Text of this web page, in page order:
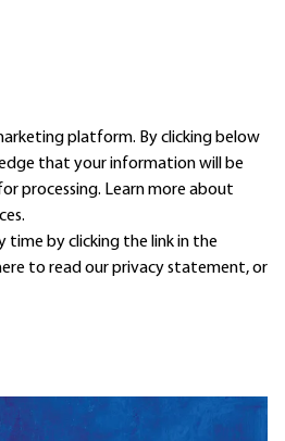
platform. By clicking below
that your information will be
processing. Learn moreabout
time by clicking the link in the
to read ourprivacy statement, or